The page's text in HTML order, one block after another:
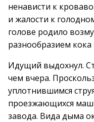
ненависти к
и жалости к
голове родило
разнообразием
Идущий выдохнул.
чем вчера.
уплотнившимся
проезжающихся
завода. Вида дыма